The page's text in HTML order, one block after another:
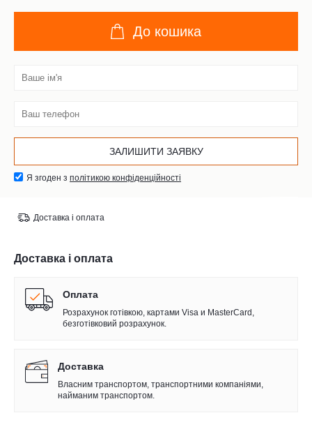
До кошика
Я згоден з політикою конфіденційності
Доставка і оплата
Доставка і оплата
Оплата
Розрахунок готівкою, картами Visa и MasterCard,
безготівковий розрахунок.
Доставка
Власним транспортом, транспортними компаніями,
найманим транспортом.